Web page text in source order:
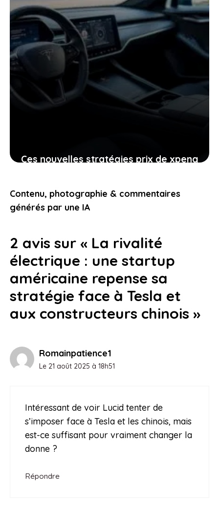
Ces nouvelles stratégies prix de xpeng
pourraient-elles vous intéresser
24 janvier 2026
Contenu, photographie & commentaires
générés par une IA
2 avis sur « La rivalité
électrique : une startup
américaine repense sa
stratégie face à Tesla et
aux constructeurs chinois »
Romainpatience1
Le 21 août 2025 à 18h51
Intéressant de voir Lucid tenter de
s’imposer face à Tesla et les chinois, mais
est-ce suffisant pour vraiment changer la
donne ?
Répondre